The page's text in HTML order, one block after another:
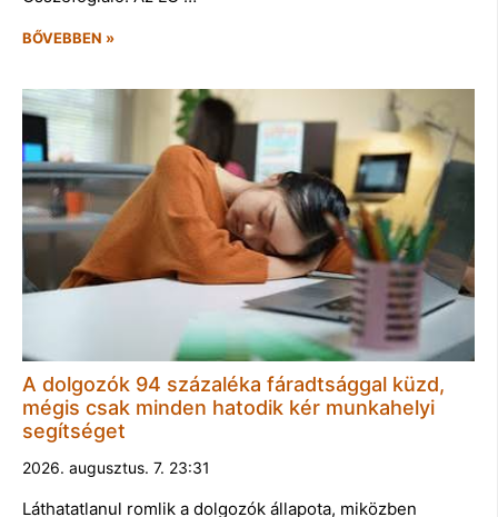
BŐVEBBEN »
A dolgozók 94 százaléka fáradtsággal küzd,
mégis csak minden hatodik kér munkahelyi
segítséget
2026. augusztus. 7. 23:31
Láthatatlanul romlik a dolgozók állapota, miközben